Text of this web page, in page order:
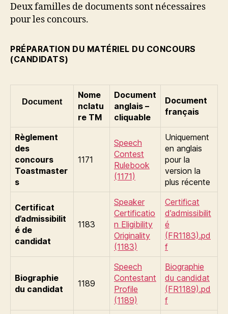
Deux familles de documents sont nécessaires
pour les concours.
PRÉPARATION DU MATÉRIEL DU CONCOURS
(CANDIDATS)
Document
Nome
nclatu
re TM
Document
anglais –
cliquable
Document
français
Règlement
des
concours
Toastmaster
s
1171
Speech
Contest
Rulebook
(1171)
Uniquement
en anglais
pour la
version la
plus récente
Certificat
d’admissibilit
é de
candidat
1183
Speaker
Certificatio
n Eligibility
Originality
(1183)
Certificat
d’admissibilit
é
(FR1183).pd
f
Biographie
du candidat
1189
Speech
Contestant
Profile
(1189)
Biographie
du candidat
(FR1189).pd
f